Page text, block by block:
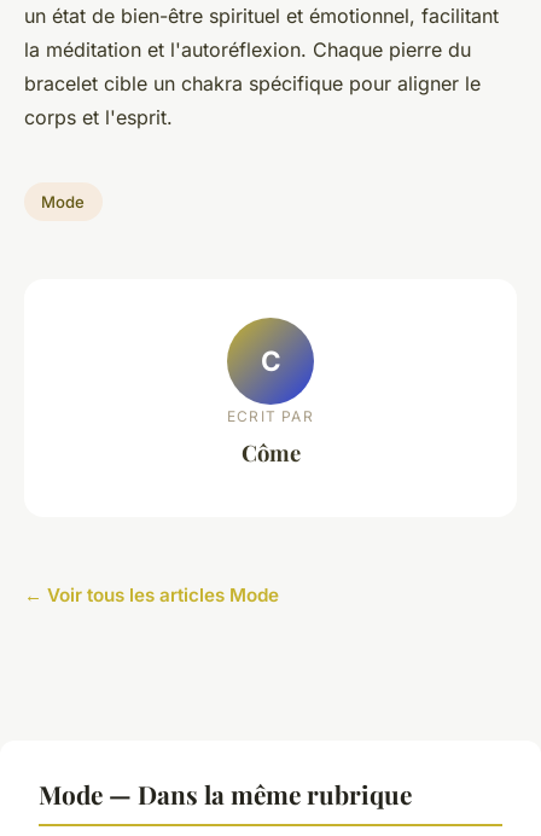
un état de bien-être spirituel et émotionnel, facilitant
la méditation et l'autoréflexion. Chaque pierre du
bracelet cible un chakra spécifique pour aligner le
corps et l'esprit.
Mode
C
ECRIT PAR
Côme
← Voir tous les articles Mode
Mode — Dans la même rubrique